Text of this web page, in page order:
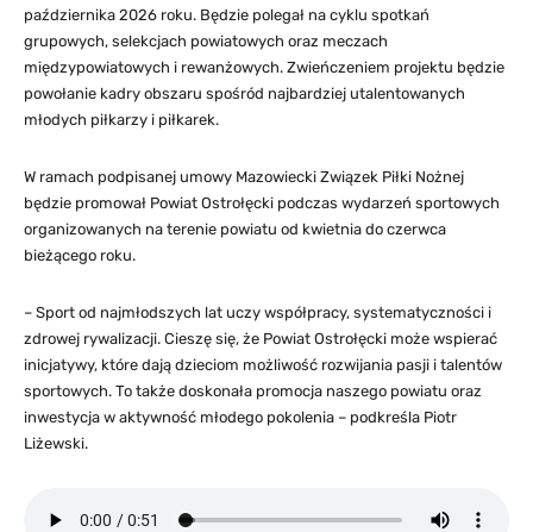
października 2026 roku. Będzie polegał na cyklu spotkań
grupowych, selekcjach powiatowych oraz meczach
międzypowiatowych i rewanżowych. Zwieńczeniem projektu będzie
powołanie kadry obszaru spośród najbardziej utalentowanych
młodych piłkarzy i piłkarek.
W ramach podpisanej umowy Mazowiecki Związek Piłki Nożnej
będzie promował Powiat Ostrołęcki podczas wydarzeń sportowych
organizowanych na terenie powiatu od kwietnia do czerwca
bieżącego roku.
– Sport od najmłodszych lat uczy współpracy, systematyczności i
zdrowej rywalizacji. Cieszę się, że Powiat Ostrołęcki może wspierać
inicjatywy, które dają dzieciom możliwość rozwijania pasji i talentów
sportowych. To także doskonała promocja naszego powiatu oraz
inwestycja w aktywność młodego pokolenia – podkreśla Piotr
Liżewski.